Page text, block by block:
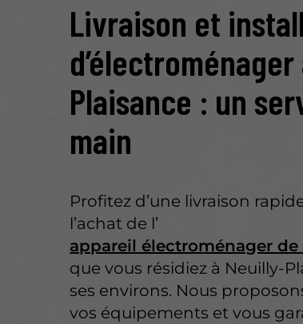
Livraison et
Plaisance : un
main
Profitez d’une livraison
l’achat de l’
appareil électroménager
que vous résidiez à Neuilly-
ses environs. Nous
vos équipements et vous